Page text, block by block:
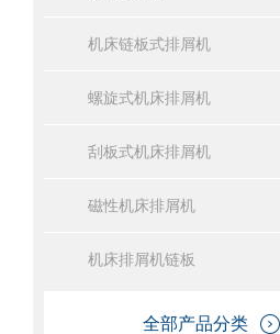
机床链板式排屑机
螺旋式机床排屑机
刮板式机床排屑机
磁性机床排屑机
机床排屑机链板
全部产品分类